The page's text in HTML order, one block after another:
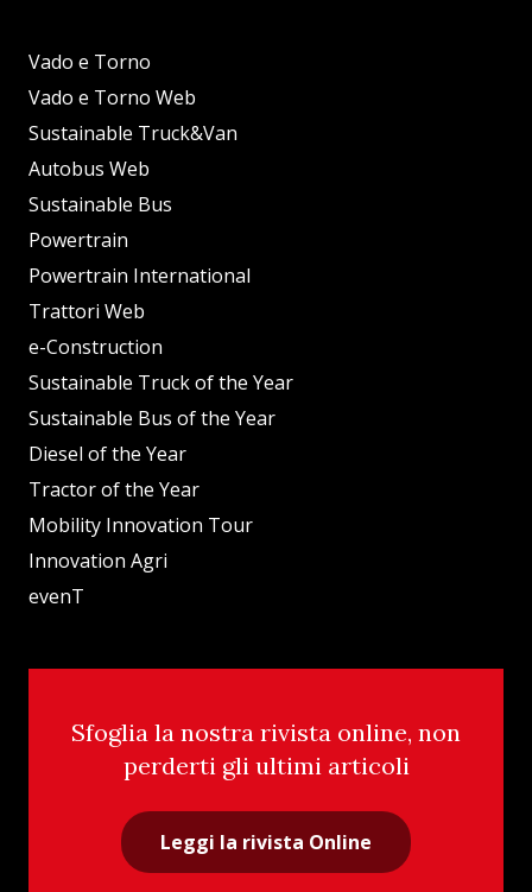
Vado e Torno
Vado e Torno Web
Sustainable Truck&Van
Autobus Web
Sustainable Bus
Powertrain
Powertrain International
Trattori Web
e-Construction
Sustainable Truck of the Year
Sustainable Bus of the Year
Diesel of the Year
Tractor of the Year
Mobility Innovation Tour
Innovation Agri
evenT
Sfoglia la nostra rivista online, non
perderti gli ultimi articoli
Leggi la rivista Online